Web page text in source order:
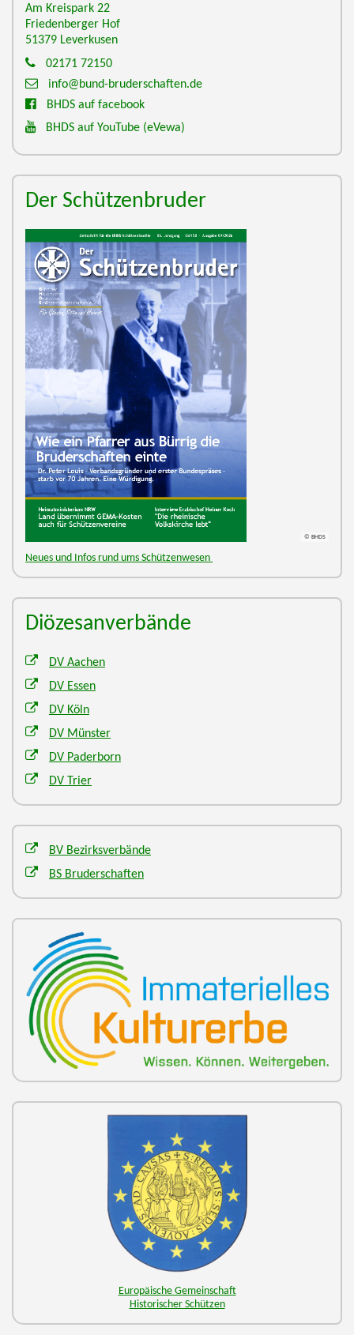
Am Kreispark 22
Friedenberger Hof
51379 Leverkusen
02171 72150
info@bund-bruderschaften.de
BHDS auf facebook
BHDS auf YouTube (eVewa)
Der Schützenbruder
© BHDS
Neues und Infos rund ums Schützenwesen
Diözesanverbände
DV Aachen
DV Essen
DV Köln
DV Münster
DV Paderborn
DV Trier
BV Bezirksverbände
BS Bruderschaften
Europäische Gemeinschaft
Historischer Schützen